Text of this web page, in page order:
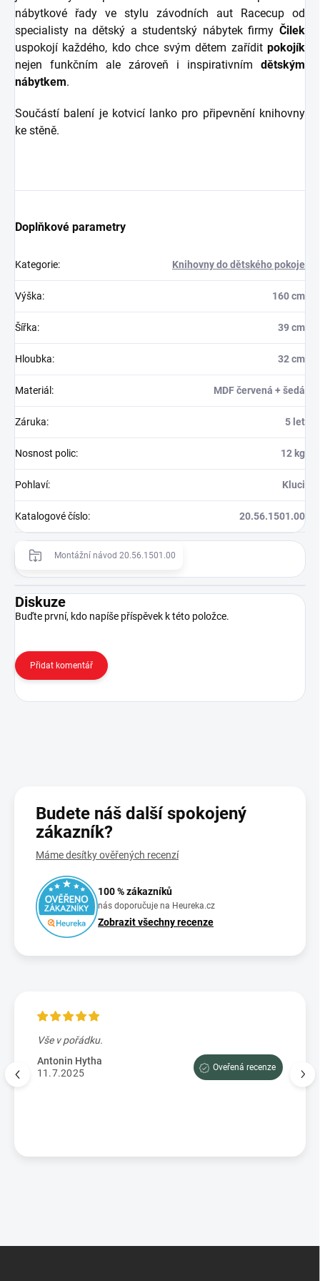
nábytkové řady ve stylu závodních aut Racecup od
specialisty na dětský a studentský nábytek firmy Čilek
uspokojí každého, kdo chce svým dětem zařídit pokojík
nejen funkčním ale zároveň i inspirativním dětským
nábytkem.
Součástí balení je kotvicí lanko pro připevnění knihovny
ke stěně.
Doplňkové parametry
Kategorie: Knihovny do dětského pokoje
Výška: 160 cm
Šířka: 39 cm
Hloubka: 32 cm
Materiál : MDF červená + šedá
Záruka: 5 let
Nosnost polic: 12 kg
Pohlaví: Kluci
Katalogové číslo: 20.56.1501.00
Montážní návod 20.56.1501.00
Diskuze
Buďte první, kdo napíše příspěvek k této položce.
Přidat komentář
Budete náš další spokojený
zákazník?
Máme desítky ověřených recenzí
100 % zákazníků
nás doporučuje na Heureka.cz
Zobrazit všechny recenze
Vše v pořádku.
Antonin Hytha
11.7.2025
Oveřená recenze